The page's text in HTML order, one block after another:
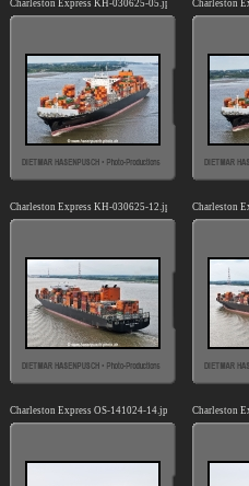
Charleston Express KH-030625-05.jpg Charleston
Charleston Express KH-030625-12.jpg Charleston
Charleston Express OS-141024-14.jpg Charleston